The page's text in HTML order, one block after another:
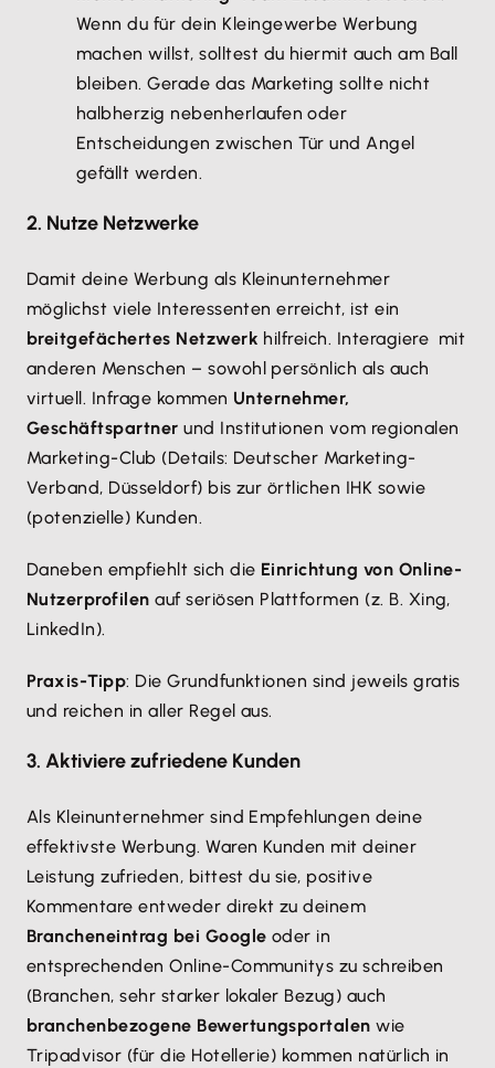
Wenn du für dein Kleingewerbe Werbung
machen willst, solltest du hiermit auch am Ball
bleiben. Gerade das Marketing sollte nicht
halbherzig nebenherlaufen oder
Entscheidungen zwischen Tür und Angel
gefällt werden.
2. Nutze Netzwerke
Damit deine Werbung als Kleinunternehmer
möglichst viele Interessenten erreicht, ist ein
breitgefächertes Netzwerk hilfreich. Interagiere mit
anderen Menschen – sowohl persönlich als auch
virtuell. Infrage kommen Unternehmer,
Geschäftspartner und Institutionen vom regionalen
Marketing-Club (Details: Deutscher Marketing-
Verband, Düsseldorf) bis zur örtlichen IHK sowie
(potenzielle) Kunden.
Daneben empfiehlt sich die Einrichtung von Online-
Nutzerprofilen auf seriösen Plattformen (z. B. Xing,
LinkedIn).
Praxis-Tipp: Die Grundfunktionen sind jeweils gratis
und reichen in aller Regel aus.
3. Aktiviere zufriedene Kunden
Als Kleinunternehmer sind Empfehlungen deine
effektivste Werbung. Waren Kunden mit deiner
Leistung zufrieden, bittest du sie, positive
Kommentare entweder direkt zu deinem
Brancheneintrag bei Google oder in
entsprechenden Online-Communitys zu schreiben
(Branchen, sehr starker lokaler Bezug) auch
branchenbezogene Bewertungsportalen wie
Tripadvisor (für die Hotellerie) kommen natürlich in